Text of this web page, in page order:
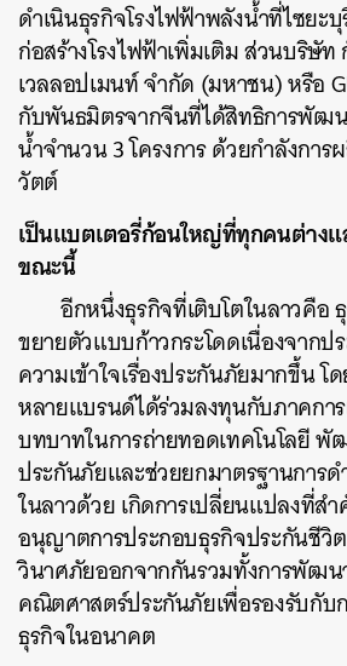
ดำเนินธุรกิจโรงไฟฟ้าพลังน้ำที่ไซยะ
ก่อสร้างโรงไฟฟ้าเพิ่มเติม ส่วนบริษัท
เวลลอปเมนท์ จำกัด (มหาชน) หรือ
กับพันธมิตรจากจีนที่ได้สิทธิการพัฒน
น้ำจำนวน 3 โครงการ ด้วยกำลังการ
วัตต์
เป็นแบตเตอรี่ก้อนใหญ่ที่ทุกคนต่างแ
ขณะนี้
อีกหนึ่งธุรกิจที่เติบโตในลาวคือ
ขยายตัวแบบก้าวกระโดดเนื่องจากป
ความเข้าใจเรื่องประกันภัยมากขึ้น โ
หลายแบรนด์ได้ร่วมลงทุนกับภาคกา
บทบาทในการถ่ายทอดเทคโนโลยี
ประกันภัยและช่วยยกมาตรฐานการ
ในลาวด้วย เกิดการเปลี่ยนแปลงที่ส
อนุญาตการประกอบธุรกิจประกันชีวิ
วินาศภัยออกจากกันรวมทั้งการพัฒ
คณิตศาสตร์ประกันภัยเพื่อรองรับกับ
ธุรกิจในอนาคต